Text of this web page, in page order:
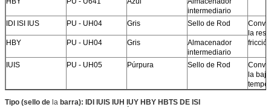
intermediario
IDI ISI IUS
PU - UH04 Gris Sello de Rod
la
fricción
HBY PU - UH04 Gris
Almacenador
intermediario
IUIS
PU - UH05 Púrpura Sello de Rod
la baja
Tipo (sello de la barra): IDI IUIS IUH IUY HBY HBTS DE ISI